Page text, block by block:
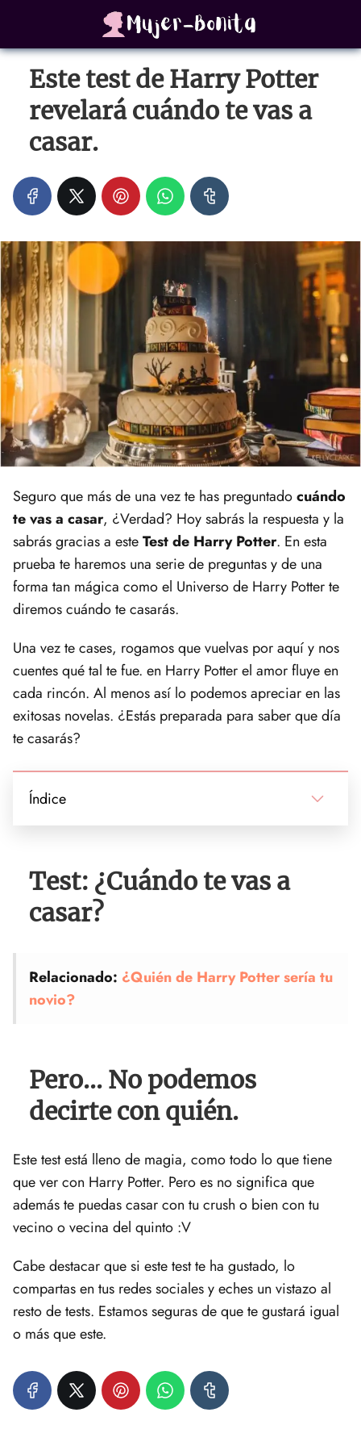
Este test de Harry Potter
revelará cuándo te vas a
casar.
Seguro que más de una vez te has preguntadocuándo
te vas a casar, ¿Verdad? Hoy sabrás la respuesta y la
sabrás gracias a esteTest de Harry Potter. En esta
prueba te haremos una serie de preguntas y de una
forma tan mágica como el Universo de Harry Potter te
diremos cuándo te casarás.
Una vez te cases, rogamos que vuelvas por aquí y nos
cuentes qué tal te fue. en Harry Potter el amor fluye en
cada rincón. Al menos así lo podemos apreciar en las
exitosas novelas. ¿Estás preparada para saber que día
te casarás?
Índice
Test: ¿Cuándo te vas a
casar?
Relacionado: ¿Quién de Harry Potter sería tu
novio?
Pero... No podemos
decirte con quién.
Este test está lleno de magia, como todo lo que tiene
que ver con Harry Potter. Pero es no significa que
además te puedas casar con tu crush o bien con tu
vecino o vecina del quinto :V
Cabe destacar que si este test te ha gustado, lo
compartas en tus redes sociales y eches un vistazo al
resto de tests. Estamos seguras de que te gustará igual
o más que este.